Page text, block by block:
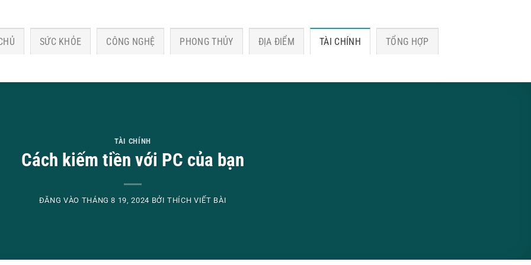
SỨC KHỎE CÔNG NGHỆ PHONG THỦY ĐỊA ĐIỂM TÀI CHÍNH TỔNG HỢP
TÀI CHÍNH
Cách kiếm tiền với PC của bạn
ĐĂNG VÀO THÁNG 8 19, 2024 BỞITHÍCH VIẾT BÀI